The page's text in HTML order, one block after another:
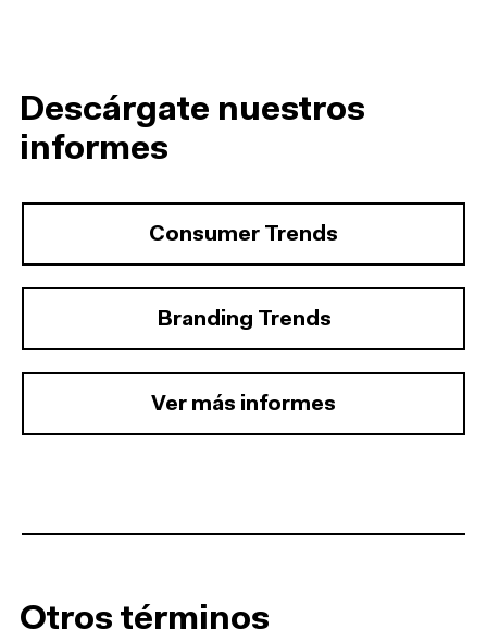
Descárgate nuestros
informes
Consumer Trends
Branding Trends
Ver más informes
Otros términos